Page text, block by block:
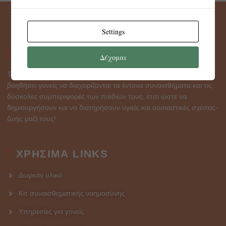
To Intelligent heart parenting είναι μια σελίδα που σκοπό έχει να
βοηθήσει γονείς να διαχειρίζονται τα έντονα συναισθήματα και τις
δύσκολες συμπεριφορές των παιδιών τους, έτσι ώστε να
δημιουργήσουν και να διατηρήσουν υγιείς και ουσιαστικές σχέσεις-
ζωής μαζί τους!
ΧΡΗΣΙΜΑ LINKS
Δωρεάν υλικό
Κιτ συναισθηματικής νοημοσύνης
Υπηρεσίες για γονείς
Settings
Δέχομαι